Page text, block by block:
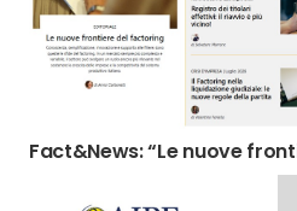
Fact&News: “Le nuove